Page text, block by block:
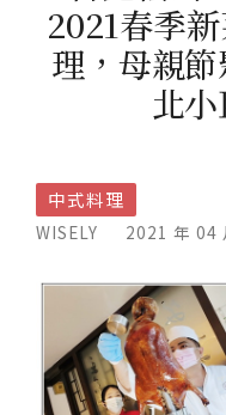
2021春季
理，母親
北
中式料理
WISELY 2021 年 04